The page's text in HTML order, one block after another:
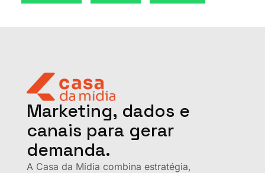
Marketing, dados e
canais para gerar
demanda.
A Casa da Mídia combina estratégia,